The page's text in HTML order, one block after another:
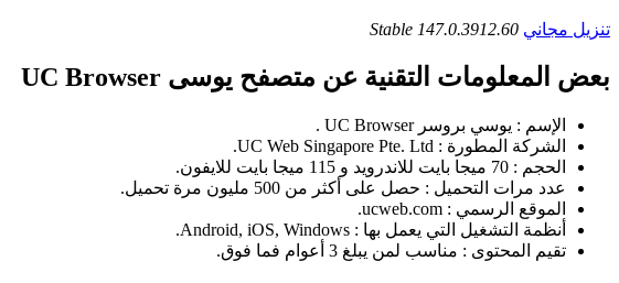
تنزيل مجاني 147.0.3912.60 Stable
بعض المعلومات التقنية عن متصفح يوسى UC Browser
الإسم : يوسي بروسر UC Browser .
الشركة المطورة : UC Web Singapore Pte. Ltd.
الحجم : 70 ميجا بايت للاندرويد و 115 ميجا بايت للايفون.
عدد مرات التحميل : حصل على أكثر من 500 مليون مرة تحميل.
الموقع الرسمي : ucweb.com.
أنظمة التشغيل التي يعمل بها : Android, iOS, Windows.
تقيم المحتوى : مناسب لمن يبلغ 3 أعوام فما فوق.